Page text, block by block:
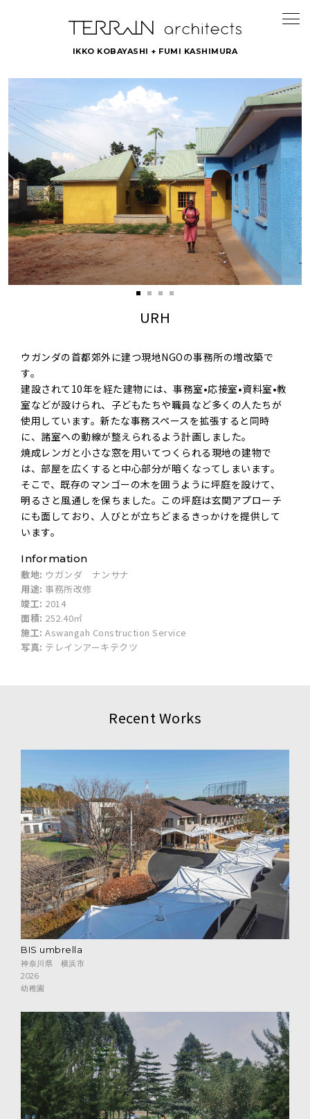
IKKO KOBAYASHI + FUMI KASHIMURA
URH
ウガンダの首都郊外に建つ現地NGOの事務所の増改築で
す。
建設されて10年を経た建物には、事務室•応接室•資料室•教
室などが設けられ、子どもたちや職員など多くの人たちが
使用しています。新たな事務スペースを拡張すると同時
に、諸室への動線が整えられるよう計画しました。
焼成レンガと小さな窓を用いてつくられる現地の建物で
は、部屋を広くすると中心部分が暗くなってしまいます。
そこで、既存のマンゴーの木を囲うように坪庭を設けて、
明るさと風通しを保ちました。この坪庭は玄関アプローチ
にも面しており、人びとが立ちどまるきっかけを提供して
います。
Information
敷地: ウガンダ ナンサナ
用途: 事務所改修
竣工: 2014
面積: 252.40㎡
施工: Aswangah Construction Service
写真: テレインアーキテクツ
Recent Works
BIS umbrella
神奈川県 横浜市
2026
幼稚園